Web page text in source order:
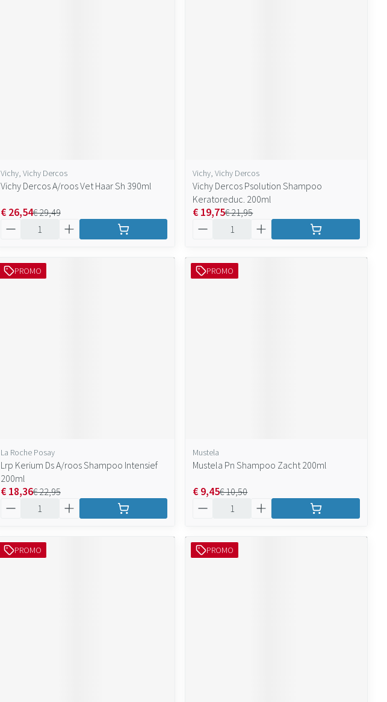
Vichy, Vichy Dercos
Vichy Dercos A/roos Vet Haar Sh 390ml
€ 29,49
€ 26,54
Vichy, Vichy Dercos
Vichy Dercos Psolution Shampoo
Keratoreduc. 200ml
€ 21,95
€ 19,75
PROMO
La Roche Posay
Lrp Kerium Ds A/roos Shampoo Intensief
200ml
€ 22,95
€ 18,36
PROMO
Mustela
Mustela Pn Shampoo Zacht 200ml
€ 10,50
€ 9,45
PROMO PROMO